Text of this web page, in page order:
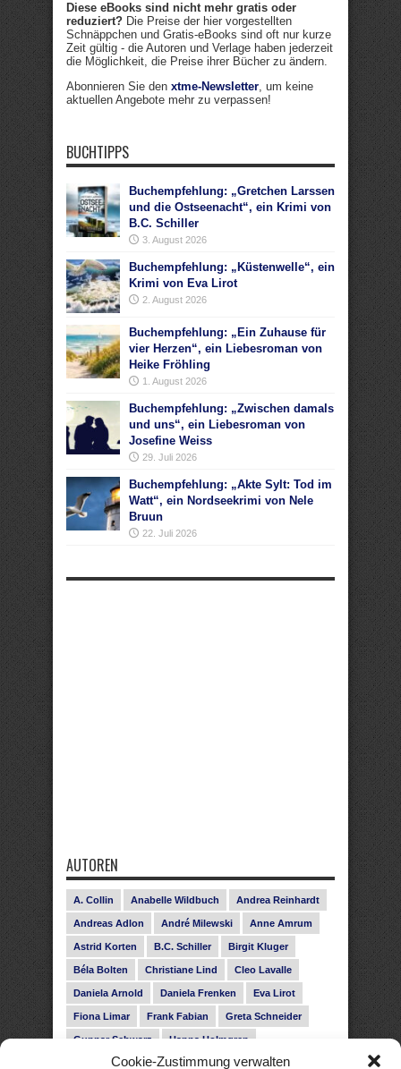
Cookie-Zustimmung verwalten
Diese eBooks sind nicht mehr gratis oder
reduziert? Die Preise der hier vorgestellten
Schnäppchen und Gratis-eBooks sind oft nur kurze
Zeit gültig - die Autoren und Verlage haben jederzeit
die Möglichkeit, die Preise ihrer Bücher zu ändern.
Abonnieren Sie den xtme-Newsletter, um keine
aktuellen Angebote mehr zu verpassen!
BUCHTIPPS
Buchempfehlung: „Gretchen Larssen
und die Ostseenacht“, ein Krimi von
B.C. Schiller
3. August 2026
Buchempfehlung: „Küstenwelle“, ein
Krimi von Eva Lirot
2. August 2026
Buchempfehlung: „Ein Zuhause für
vier Herzen“, ein Liebesroman von
Heike Fröhling
1. August 2026
Buchempfehlung: „Zwischen damals
und uns“, ein Liebesroman von
Josefine Weiss
29. Juli 2026
Buchempfehlung: „Akte Sylt: Tod im
Watt“, ein Nordseekrimi von Nele
Bruun
22. Juli 2026
AUTOREN
A. Collin Anabelle Wildbuch Andrea Reinhardt
Andreas Adlon André Milewski Anne Amrum
Astrid Korten B.C. Schiller Birgit Kluger
Béla Bolten Christiane Lind Cleo Lavalle
Daniela Arnold Daniela Frenken Eva Lirot
Fiona Limar Frank Fabian Greta Schneider
Gunnar Schwarz Hanna Holmgren
Heike Fröhling Ina Glahe Ivo Pala J. Vellguth